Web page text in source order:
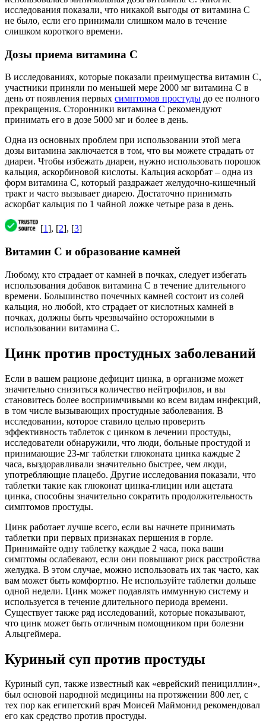
исследования показали, что никакой выгоды от витамина С
не было, если его принимали слишком мало в течение
слишком короткого времени.
Дозы приема витамина С
В исследованиях, которые показали преимущества витамин С,
участники приняли по меньшей мере 2000 мг витамина С в
день от появления первых симптомов простуды до ее полного
прекращения. Сторонники витамина С рекомендуют
принимать его в дозе 5000 мг и более в день.
Одна из основных проблем при использовании этой мега
дозы витамина заключается в том, что вы можете страдать от
диареи. Чтобы избежать диареи, нужно использовать порошок
кальция, аскорбиновой кислоты. Кальция аскорбат – одна из
форм витамина С, который раздражает желудочно-кишечный
тракт и часто вызывает диарею. Достаточно принимать
аскорбат кальция по 1 чайной ложке четыре раза в день.
[1], [2], [3]
Витамин С и образование камней
Любому, кто страдает от камней в почках, следует избегать
использования добавок витамина С в течение длительного
времени. Большинство почечных камней состоит из солей
кальция, но любой, кто страдает от кислотных камней в
почках, должны быть чрезвычайно осторожными в
использовании витамина С.
Цинк против простудных заболеваний
Если в вашем рационе дефицит цинка, в организме может
значительно снизиться количество нейтрофилов, и вы
становитесь более восприимчивыми ко всем видам инфекций,
в том числе вызывающих простудные заболевания. В
исследовании, которое ставило целью проверить
эффективность таблеток с цинком в лечении простуды,
исследователи обнаружили, что люди, больные простудой и
принимающие 23-мг таблетки глюконата цинка каждые 2
часа, выздоравливали значительно быстрее, чем люди,
употребляющие плацебо. Другие исследования показали, что
таблетки такие как глюконат цинка-глицин или ацетата
цинка, способны значительно сократить продолжительность
симптомов простуды.
Цинк работает лучше всего, если вы начнете принимать
таблетки при первых признаках першения в горле.
Принимайте одну таблетку каждые 2 часа, пока ваши
симптомы ослабевают, если они повышают риск расстройства
желудка. В этом случае, можно использовать их так часто, как
вам может быть комфортно. Не используйте таблетки дольше
одной недели. Цинк может подавлять иммунную систему и
используется в течение длительного периода времени.
Существует также ряд исследований, которые показывают,
что цинк может быть отличным помощником при болезни
Альцгеймера.
Куриный суп против простуды
Куриный суп, также известный как «еврейский пенициллин»,
был основой народной медицины на протяжении 800 лет, с
тех пор как египетский врач Моисей Маймонид рекомендовал
его как средство против простуды.